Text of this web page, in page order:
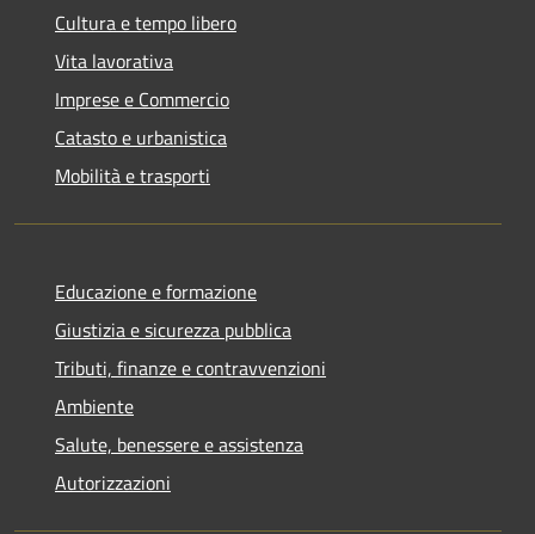
Cultura e tempo libero
Vita lavorativa
Imprese e Commercio
Catasto e urbanistica
Mobilità e trasporti
Educazione e formazione
Giustizia e sicurezza pubblica
Tributi, finanze e contravvenzioni
Ambiente
Salute, benessere e assistenza
Autorizzazioni